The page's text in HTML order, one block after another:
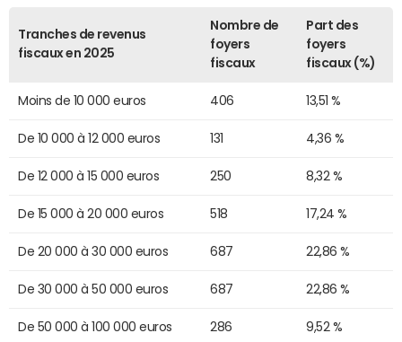
Tranches de revenus
fiscaux en 2025
Nombre de
foyers
fiscaux
Part des
foyers
fiscaux (%)
Moins de 10 000 euros 406 13,51 %
De 10 000 à 12 000 euros 131 4,36 %
De 12 000 à 15 000 euros 250 8,32 %
De 15 000 à 20 000 euros 518 17,24 %
De 20 000 à 30 000 euros 687 22,86 %
De 30 000 à 50 000 euros 687 22,86 %
De 50 000 à 100 000 euros 286 9,52 %